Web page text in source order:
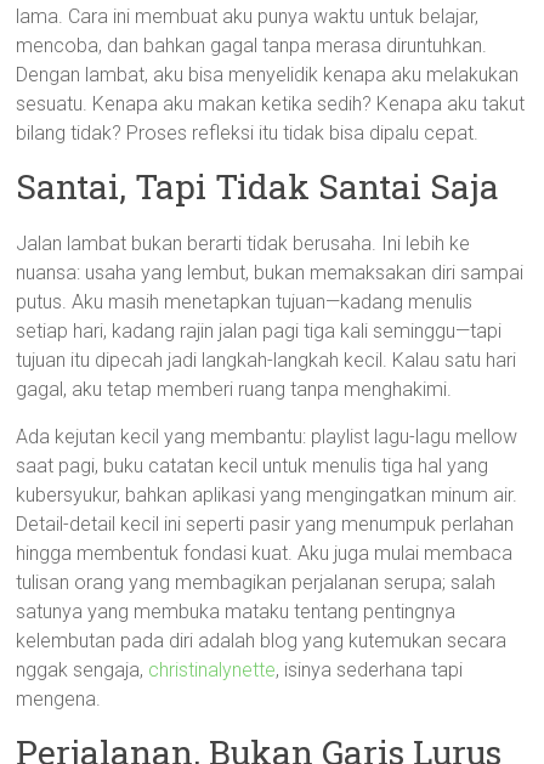
lama. Cara ini membuat aku punya waktu untuk belajar,
mencoba, dan bahkan gagal tanpa merasa diruntuhkan.
Dengan lambat, aku bisa menyelidik kenapa aku melakukan
sesuatu. Kenapa aku makan ketika sedih? Kenapa aku takut
bilang tidak? Proses refleksi itu tidak bisa dipalu cepat.
Santai, Tapi Tidak Santai Saja
Jalan lambat bukan berarti tidak berusaha. Ini lebih ke
nuansa: usaha yang lembut, bukan memaksakan diri sampai
putus. Aku masih menetapkan tujuan—kadang menulis
setiap hari, kadang rajin jalan pagi tiga kali seminggu—tapi
tujuan itu dipecah jadi langkah-langkah kecil. Kalau satu hari
gagal, aku tetap memberi ruang tanpa menghakimi.
Ada kejutan kecil yang membantu: playlist lagu-lagu mellow
saat pagi, buku catatan kecil untuk menulis tiga hal yang
kubersyukur, bahkan aplikasi yang mengingatkan minum air.
Detail-detail kecil ini seperti pasir yang menumpuk perlahan
hingga membentuk fondasi kuat. Aku juga mulai membaca
tulisan orang yang membagikan perjalanan serupa; salah
satunya yang membuka mataku tentang pentingnya
kelembutan pada diri adalah blog yang kutemukan secara
nggak sengaja, christinalynette, isinya sederhana tapi
mengena.
Perjalanan, Bukan Garis Lurus